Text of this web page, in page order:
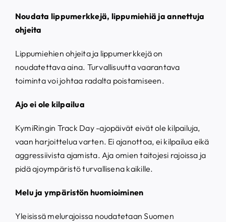
Noudata lippumerkkejä, lippumiehiä ja annettuja
ohjeita
Lippumiehien ohjeita ja lippumerkkejä on
noudatettava aina. Turvallisuutta vaarantava
toiminta voi johtaa radalta poistamiseen.
Ajo ei ole kilpailua
KymiRingin Track Day -ajopäivät eivät ole kilpailuja,
vaan harjoittelua varten. Ei ajanottoa, ei kilpailua eikä
aggressiivista ajamista. Aja omien taitojesi rajoissa ja
pidä ajoympäristö turvallisena kaikille.
Melu ja ympäristön huomioiminen
Yleisissä melurajoissa noudatetaan Suomen